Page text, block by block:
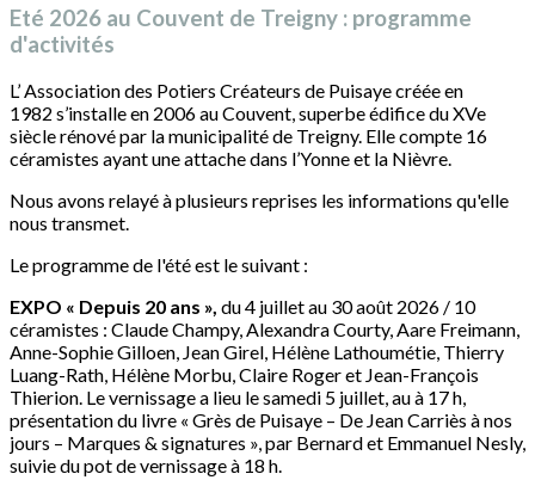
Eté 2026 au Couvent de Treigny : programme
d'activités
L’ Association des Potiers Créateurs de Puisaye créée en
1982 s’installe en 2006 au Couvent, superbe édifice du XVe
siècle rénové par la municipalité de Treigny. Elle compte 16
céramistes ayant une attache dans l’Yonne et la Nièvre.
Nous avons relayé à plusieurs reprises les informations qu'elle
nous transmet.
Le programme de l'été est le suivant :
EXPO « Depuis 20 ans », du 4 juillet au 30 août 2026 / 10
céramistes : Claude Champy, Alexandra Courty, Aare Freimann,
Anne-Sophie Gilloen, Jean Girel, Hélène Lathoumétie, Thierry
Luang-Rath, Hélène Morbu, Claire Roger et Jean-François
Thierion. Le vernissage a lieu le samedi 5 juillet, au à 17 h,
présentation du livre « Grès de Puisaye – De Jean Carriès à nos
jours – Marques & signatures », par Bernard et Emmanuel Nesly,
suivie du pot de vernissage à 18 h.